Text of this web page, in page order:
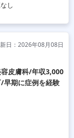
し
日：2026年08月08日
容皮膚科/年収3,000
早期に症例を経験